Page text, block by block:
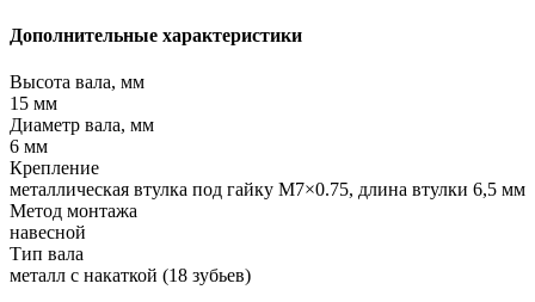
Дополнительные характеристики
Высота вала, мм
15 мм
Диаметр вала, мм
6 мм
Крепление
металлическая втулка под гайку M7×0.75, длина втулки 6,5 мм
Метод монтажа
навесной
Тип вала
металл с накаткой (18 зубьев)